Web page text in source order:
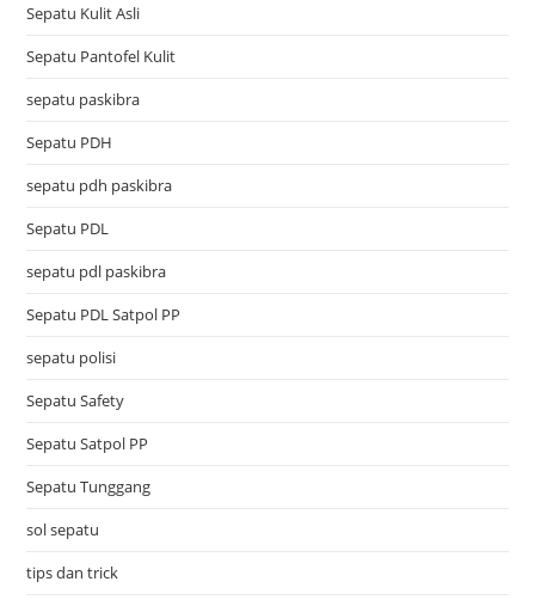
Sepatu Kulit Asli
Sepatu Pantofel Kulit
sepatu paskibra
Sepatu PDH
sepatu pdh paskibra
Sepatu PDL
sepatu pdl paskibra
Sepatu PDL Satpol PP
sepatu polisi
Sepatu Safety
Sepatu Satpol PP
Sepatu Tunggang
sol sepatu
tips dan trick